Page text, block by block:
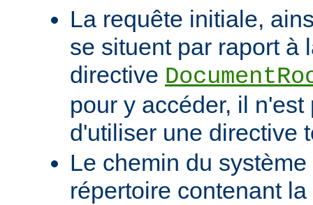
La requête initiale,
se situent par raport à
directive
pour y accéder, il
d'utiliser une directive
Le chemin du
répertoire contenant la